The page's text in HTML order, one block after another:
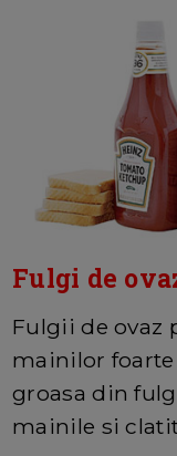
Fulgi de
Fulgii de ovaz
mainilor foarte
groasa din
mainile si